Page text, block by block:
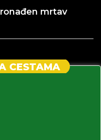
mrtav
CESTAMA